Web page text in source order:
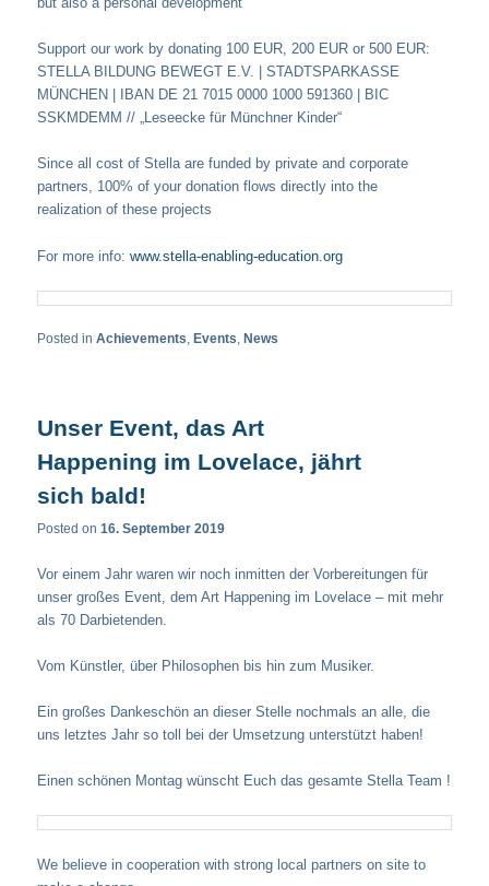
Support our work by donating 100 EUR, 200 EUR or 500 EUR:
STELLA BILDUNG BEWEGT E.V. | STADTSPARKASSE
MÜNCHEN | IBAN DE 21 7015 0000 1000 591360 | BIC
SSKMDEMM // „Leseecke für Münchner Kinder“
Since all cost of Stella are funded by private and corporate
partners, 100% of your donation flows directly into the
realization of these projects
For more info:www.stella-enabling-education.org
Posted in Achievements,Events,News
Unser Event, das Art
Happening im Lovelace, jährt
sich bald!
Posted on16. September 2019
Vor einem Jahr waren wir noch inmitten der Vorbereitungen für
unser großes Event, dem Art Happening im Lovelace – mit mehr
als 70 Darbietenden.
Vom Künstler, über Philosophen bis hin zum Musiker.
Ein großes Dankeschön an dieser Stelle nochmals an alle, die
uns letztes Jahr so toll bei der Umsetzung unterstützt haben!
Einen schönen Montag wünscht Euch das gesamte Stella Team !
We believe in cooperation with strong local partners on site to